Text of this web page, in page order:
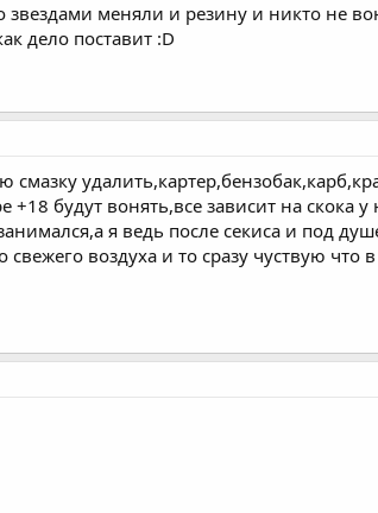
звездами меняли и резину и никто не
дело поставит :D
смазку
будут вонять,все зависит на скока
я ведь после секиса и под
воздуха и то сразу чуствую что